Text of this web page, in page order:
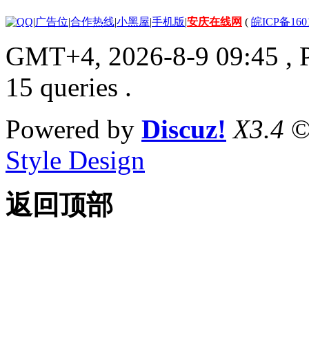
|广告位|合作热线|小黑屋|手机版|安庆在线网 ( 皖ICP备
GMT+4, 2026-8-9 09:45 ,
15 queries .
Powered by Discuz! X3.4
Style Design
返回顶部